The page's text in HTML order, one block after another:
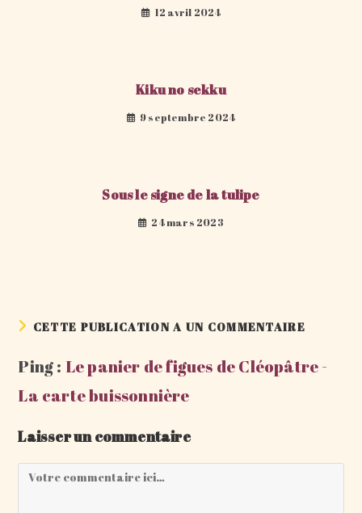
12 avril 2024
Kiku no sekku
9 septembre 2024
Sous le signe de la tulipe
24 mars 2023
CETTE PUBLICATION A UN COMMENTAIRE
Ping : Le panier de figues de Cléopâtre -
La carte buissonnière
Laisser un commentaire
Comment